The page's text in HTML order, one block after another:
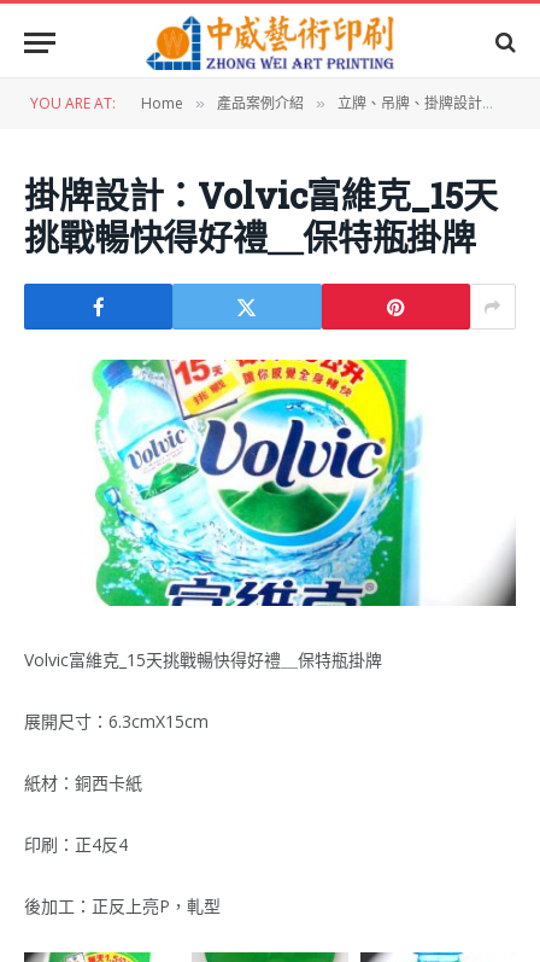
YOU ARE AT: Home » 產品案例介紹 » 立牌、吊牌、掛牌設計
掛牌設計：Volvic富維克_15天
挑戰暢快得好禮＿保特瓶掛牌
Volvic富維克_15天挑戰暢快得好禮＿保特瓶掛牌
展開尺寸：6.3cmX15cm
紙材：銅西卡紙
印刷：正4反4
後加工：正反上亮P，軋型